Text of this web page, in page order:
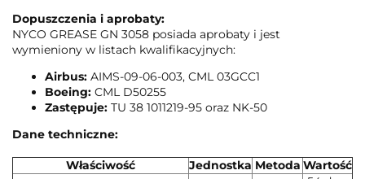
Dopuszczenia i aprobaty:
NYCO GREASE GN 3058 posiada aprobaty i jest
wymieniony w listach kwalifikacyjnych:
Airbus: AIMS-09-06-003, CML 03GCC1
Boeing: CML D50255
Zastępuje: TU 38 1011219-95 oraz NK-50
Dane techniczne:
Właściwość Jednostka Metoda Wartość